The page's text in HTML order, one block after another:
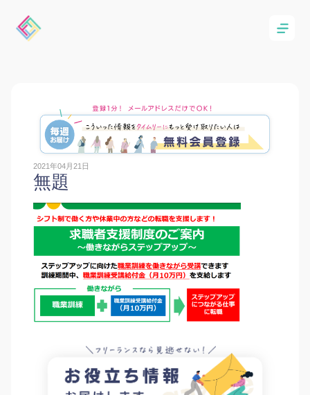
2021年04月21日
無題